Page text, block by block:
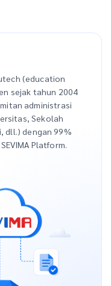
(education
sejak tahun 2004
administrasi
Sekolah
dll.) dengan 99%
Platform.